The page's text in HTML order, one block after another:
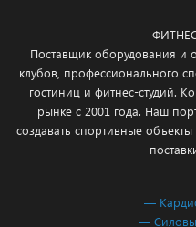
Поставщик оборудования и
клубов, профессионального
гостиниц и фитнес-студий.
рынке с 2001 года. Наш
создавать спортивные
—
—